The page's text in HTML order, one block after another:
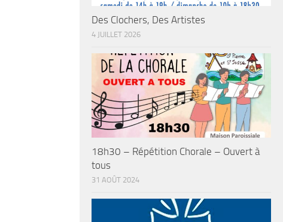
Des Clochers, Des Artistes
4 JUILLET 2026
18h30 – Répétition Chorale – Ouvert à
tous
31 AOÛT 2024